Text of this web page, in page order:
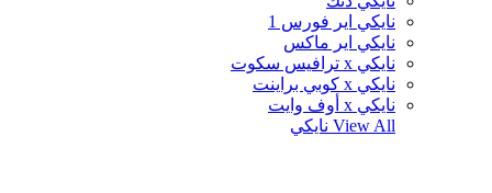
نايكي اير فورس 1
نايكي اير ماكس
نايكي x ترافيس سكوت
نايكي x كوبي براينت
نايكي x أوف وايت
View All نايكي